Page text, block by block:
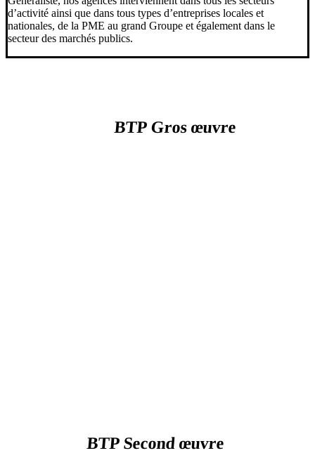
d’activité ainsi que dans tous types d’entreprises locales et
nationales, de la PME au grand Groupe et également dans le
secteur des marchés publics.
BTP Gros œuvre
BTP Second œuvre